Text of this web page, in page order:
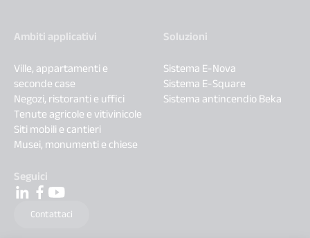
Ambiti applicativi
Ville, appartamenti e
seconde case
Negozi, ristoranti e uffici
Tenute agricole e vitivinicole
Siti mobili e cantieri
Musei, monumenti e chiese
Soluzioni
Sistema E-Nova
Sistema E-Square
Sistema antincendio Beka
Seguici
Contattaci